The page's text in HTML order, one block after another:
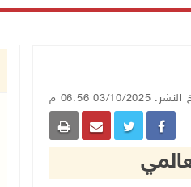
03/10/2025 06:56 م